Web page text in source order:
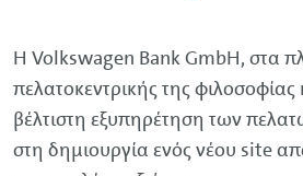
Η Volkswagen BankGmbH, στα
πελατοκεντρικής της
βέλτιστη εξυπηρέτηση των
στη δημιουργία ενός νέου site